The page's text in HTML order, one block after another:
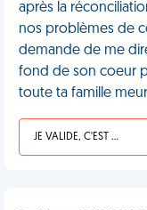
après la
nos problèmes de
demande de me
fond de son coeur
toute ta famille
JE VALIDE, C'EST UNE VDM